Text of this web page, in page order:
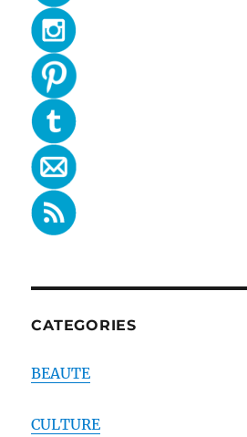
CATEGORIES
BEAUTE
CULTURE